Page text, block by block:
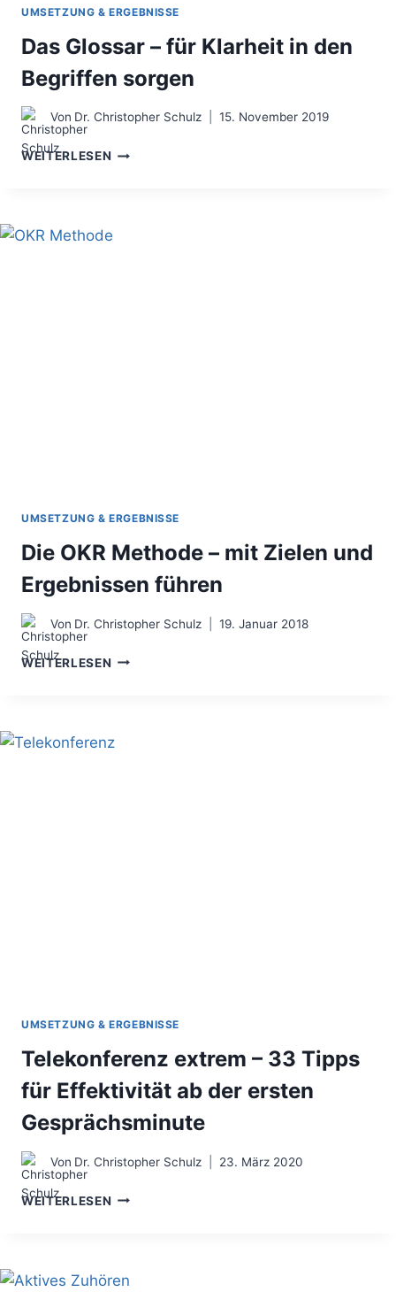
UMSETZUNG & ERGEBNISSE
Das Glossar – für Klarheit in den
Begriffen sorgen
Von Dr. Christopher Schulz 15. November 2019
WEITERLESEN DAS
IN
UMSETZUNG & ERGEBNISSE
Die OKR Methode – mit Zielen und
Ergebnissen führen
Von Dr. Christopher Schulz 19. Januar 2018
WEITERLESEN DIE
ZIELEN
UMSETZUNG & ERGEBNISSE
Telekonferenz extrem – 33 Tipps
für Effektivität ab der ersten
Gesprächsminute
Von Dr. Christopher Schulz 23. März 2020
WEITERLESEN TELEKONFERENZ
FÜR